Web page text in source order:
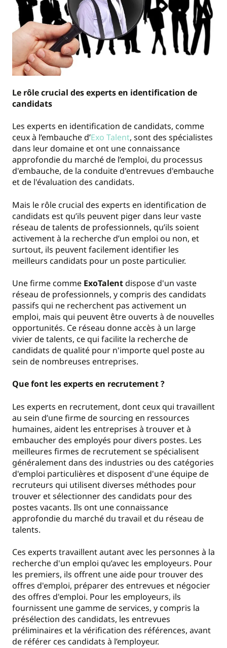
Le rôle crucial des experts en identification de
candidats
Les experts en identification de candidats, comme
ceux à l’embauche d’Exo Talent, sont des spécialistes
dans leur domaine et ont une connaissance
approfondie du marché de l’emploi, du processus
d'embauche, de la conduite d'entrevues d'embauche
et de l'évaluation des candidats.
Mais le rôle crucial des experts en identification de
candidats est qu’ils peuvent piger dans leur vaste
réseau de talents de professionnels, qu’ils soient
activement à la recherche d’un emploi ou non, et
surtout, ils peuvent facilement identifier les
meilleurs candidats pour un poste particulier.
Une firme comme ExoTalentdispose d'un vaste
réseau de professionnels, y compris des candidats
passifs qui ne recherchent pas activement un
emploi, mais qui peuvent être ouverts à de nouvelles
opportunités. Ce réseau donne accès à un large
vivier de talents, ce qui facilite la recherche de
candidats de qualité pour n'importe quel poste au
sein de nombreuses entreprises.
Que font les experts en recrutement ?
Les experts en recrutement, dont ceux qui travaillent
au sein d’une firme de sourcing en ressources
humaines, aident les entreprises à trouver et à
embaucher des employés pour divers postes. Les
meilleures firmes de recrutement se spécialisent
généralement dans des industries ou des catégories
d'emploi particulières et disposent d'une équipe de
recruteurs qui utilisent diverses méthodes pour
trouver et sélectionner des candidats pour des
postes vacants. Ils ont une connaissance
approfondie du marché du travail et du réseau de
talents.
Ces experts travaillent autant avec les personnes à la
recherche d'un emploi qu’avec les employeurs. Pour
les premiers, ils offrent une aide pour trouver des
offres d'emploi, préparer des entrevues et négocier
des offres d'emploi. Pour les employeurs, ils
fournissent une gamme de services, y compris la
présélection des candidats, les entrevues
préliminaires et la vérification des références, avant
de référer ces candidats à l’employeur.